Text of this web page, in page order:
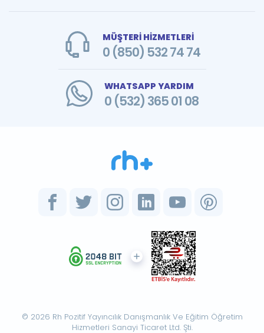
MÜŞTERİ HİZMETLERİ
0 (850) 532 74 74
WHATSAPP YARDIM
0 (532) 365 01 08
© 2026 Rh Pozitif Yayıncılık Danışmanlık Ve Eğitim Öğretim
Hizmetleri Sanayi Ticaret Ltd. Şti.